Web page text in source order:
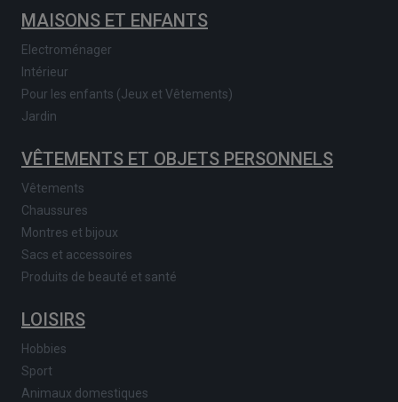
MAISONS ET ENFANTS
Electroménager
Intérieur
Pour les enfants (Jeux et Vêtements)
Jardin
VÊTEMENTS ET OBJETS PERSONNELS
Vêtements
Chaussures
Montres et bijoux
Sacs et accessoires
Produits de beauté et santé
LOISIRS
Hobbies
Sport
Animaux domestiques